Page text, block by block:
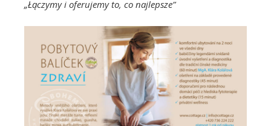
„Łączymy i oferujemy to, co najlepsze”